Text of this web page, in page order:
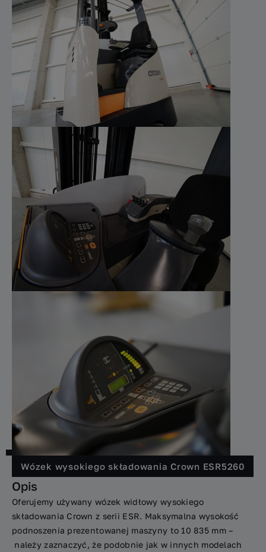
Wózek wysokiego składowania Crown ESR5260
Opis
Oferujemy używany wózek widłowy wysokiego
składowania Crown z serii ESR. Maksymalna wysokość
podnoszenia prezentowanej maszyny to 10 835 mm –
należy zaznaczyć, że podobnie jak w innych modelach